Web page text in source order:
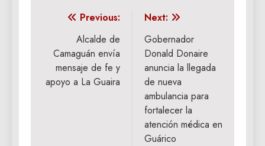
Navegación
entradas
Previous:
Alcalde de
Camaguán envía
mensaje de fe y
apoyo a La Guaira
Next:
Gobernador
Donald Donaire
anuncia la llegada
de nueva
ambulancia para
fortalecer la
atención médica en
Guárico